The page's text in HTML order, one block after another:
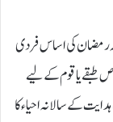
رمضان کی اساس فردی
طبقے یا قوم کے لیے
کے سالانہ احیاء کا